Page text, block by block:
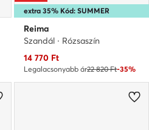
extra 35% Kód: SUMMER
Reima
Szandál · Rózsaszín
Aktuális ár
14 770 Ft
Legalacsonyabb ár22 820 Ft-35%